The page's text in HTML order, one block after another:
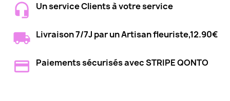
Un service Clients à votre service
Livraison 7/7J par un Artisan fleuriste,12.90€
Paiements sécurisés avec STRIPE QONTO